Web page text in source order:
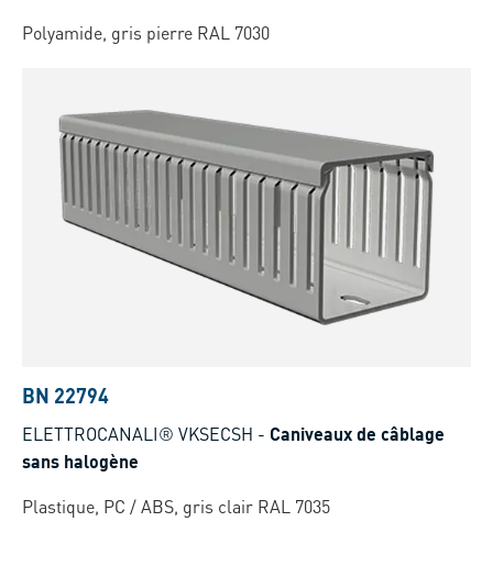
Polyamide, gris pierre RAL 7030
BN 22794
ELETTROCANALI® VKSECSH - Caniveaux de câblage
sans halogène
Plastique, PC / ABS, gris clair RAL 7035